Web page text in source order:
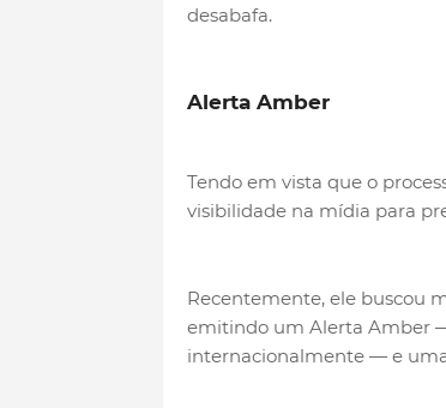
desabafa.
Alerta Amber
Tendo em vista que o
visibilidade na mídia para
Recentemente, ele buscou
emitindo um Alerta Amber
internacionalmente — e